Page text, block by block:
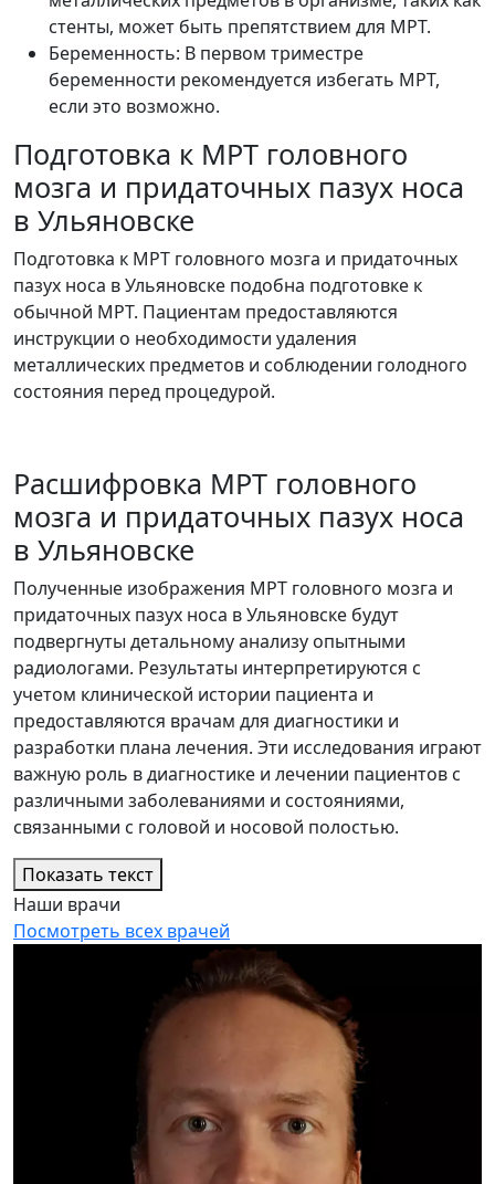
стенты, может быть препятствием для МРТ.
Беременность: В первом триместре
беременности рекомендуется избегать МРТ,
если это возможно.
Подготовка к МРТ головного
мозга и придаточных пазух носа
в Ульяновске
Подготовка к МРТ головного мозга и придаточных
пазух носа в Ульяновске подобна подготовке к
обычной МРТ. Пациентам предоставляются
инструкции о необходимости удаления
металлических предметов и соблюдении голодного
состояния перед процедурой.
Расшифровка МРТ головного
мозга и придаточных пазух носа
в Ульяновске
Полученные изображения МРТ головного мозга и
придаточных пазух носа в Ульяновске будут
подвергнуты детальному анализу опытными
радиологами. Результаты интерпретируются с
учетом клинической истории пациента и
предоставляются врачам для диагностики и
разработки плана лечения. Эти исследования играют
важную роль в диагностике и лечении пациентов с
различными заболеваниями и состояниями,
связанными с головой и носовой полостью.
Показать текст
Наши врачи
Посмотреть всех врачей